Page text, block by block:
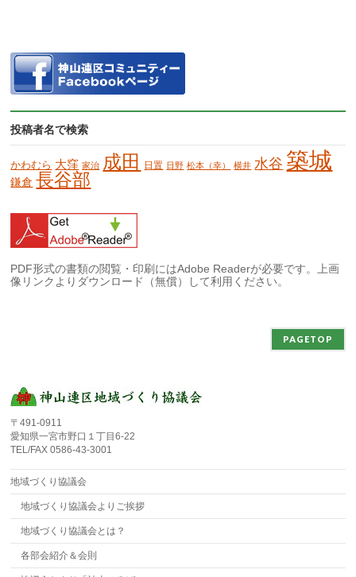
投稿者名で検索
かわむら 大窪 家治 成田 日置 日野 松本（幸） 横井 水谷 築城
鎌倉 長谷部
PDF形式の書類の閲覧・印刷にはAdobe Readerが必要です。上画
像リンクよりダウンロード（無償）して利用ください。
PAGETOP
〒491-0911
愛知県一宮市野口１丁目6-22
TEL/FAX 0586-43-3001
地域づくり協議会
地域づくり協議会よりご挨拶
地域づくり協議会とは？
各部会紹介＆会則